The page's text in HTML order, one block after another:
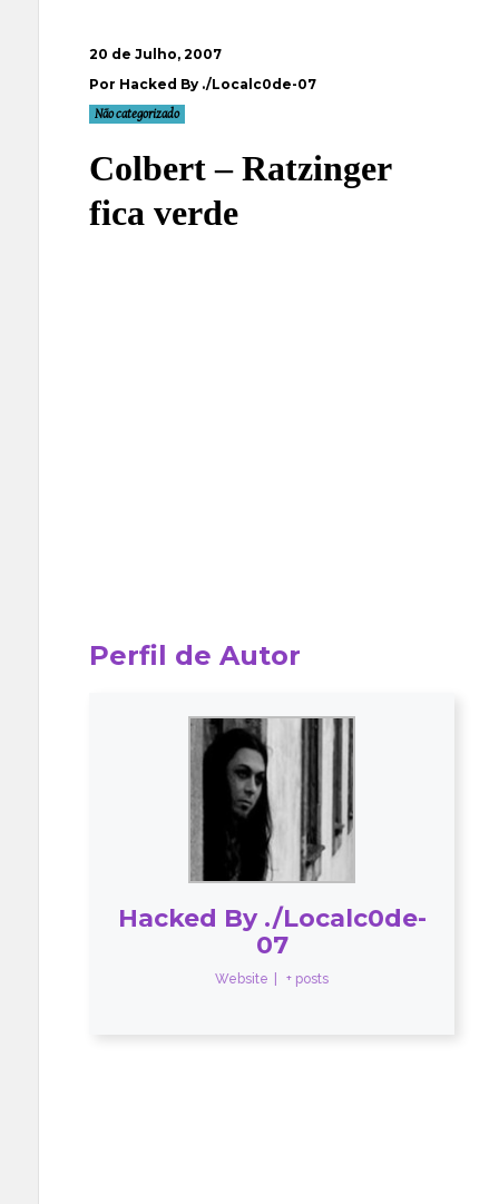
20 de Julho, 2007
Por Hacked By ./Localc0de-07
Não categorizado
Colbert – Ratzinger
fica verde
Perfil de Autor
Hacked By ./Localc0de-
07
Website + posts